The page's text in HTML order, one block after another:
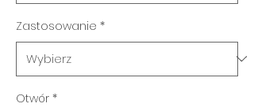
Zastosowanie *
Otwór *